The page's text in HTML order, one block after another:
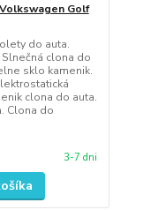
Golf
do auta.
clona do
sklo kamenik.
clona do auta.
Clona do
3-7 dni